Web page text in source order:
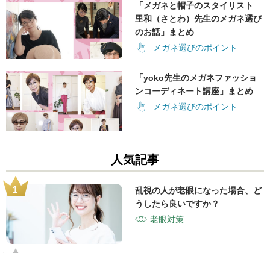
「メガネと帽子のスタイリスト
里和（さとわ）先生のメガネ選び
のお話」まとめ
メガネ選びのポイント
「yoko先生のメガネファッショ
ンコーディネート講座」まとめ
メガネ選びのポイント
人気記事
乱視の人が老眼になった場合、ど
うしたら良いですか？
老眼対策